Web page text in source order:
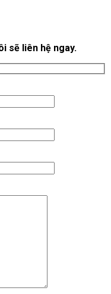
sẽ liên hệ ngay.